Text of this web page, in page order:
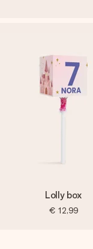
Lolly box
€ 12,99